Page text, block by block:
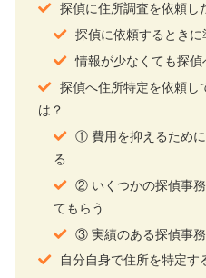
探偵に住所調査を依頼し
探偵に依頼するとき
情報が少なくても探偵
探偵へ住所特定を依頼し
は？
① 費用を抑えるため
る
② いくつかの探偵事
てもらう
③ 実績のある探偵事
自分自身で住所を特定す